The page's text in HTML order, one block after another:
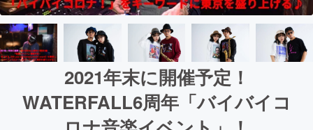
2021年末に開催予定！
WATERFALL6周年「バイバイコ